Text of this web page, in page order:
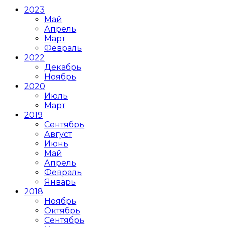
2023
Май
Апрель
Март
Февраль
2022
Декабрь
Ноябрь
2020
Июль
Март
2019
Сентябрь
Август
Июнь
Май
Апрель
Февраль
Январь
2018
Ноябрь
Октябрь
Сентябрь